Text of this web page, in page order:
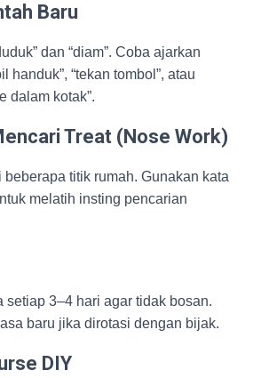
Baru
dan “diam”. Coba ajarkan
handuk”, “tekan tombol”, atau
dalam kotak”.
Treat (Nose Work)
titik rumah. Gunakan kata
melatih insting pencarian
setiap 3–4 hari agar tidak bosan.
baru jika dirotasi dengan bijak.
DIY